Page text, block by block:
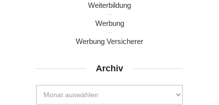
Weiterbildung
Werbung
Werbung Versicherer
Archiv